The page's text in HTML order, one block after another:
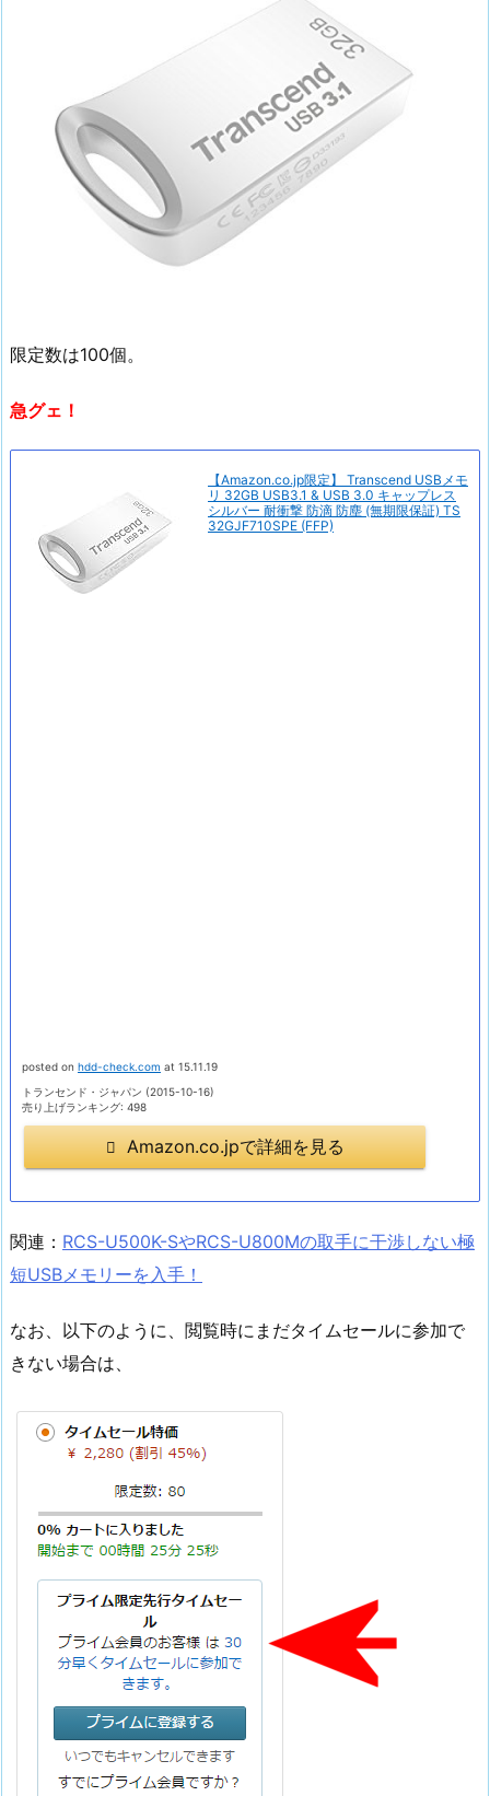
限定数は100個。
急グェ！
【Amazon.co.jp限定】 Transcend USBメモ
リ 32GB USB3.1 & USB 3.0 キャップレス
シルバー 耐衝撃 防滴 防塵 (無期限保証) TS
32GJF710SPE (FFP)
posted on hdd-check.com at 15.11.19
トランセンド・ジャパン (2015-10-16)
売り上げランキング: 498
Amazon.co.jpで詳細を見る
関連： RCS-U500K-SやRCS-U800Mの取手に干渉しない極
短USBメモリーを入手！
なお、以下のように、閲覧時にまだタイムセールに参加で
きない場合は、